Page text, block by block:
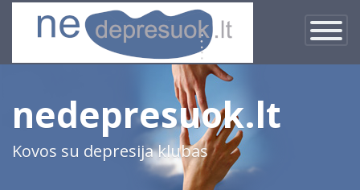
Įjungti
×
nedepresuok.lt
Kovos su depresija klubas